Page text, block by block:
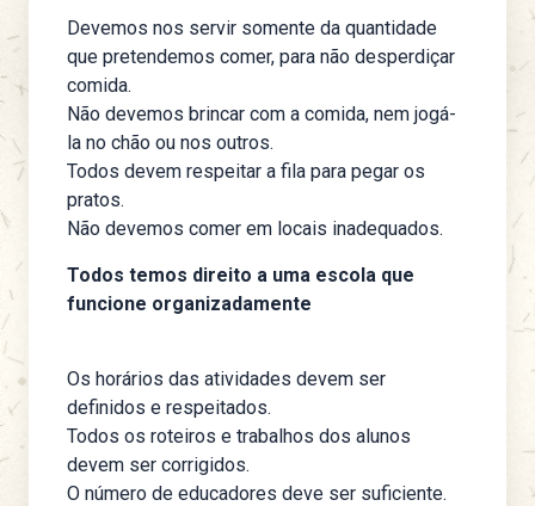
Devemos nos servir somente da quantidade
que pretendemos comer, para não desperdiçar
comida.
Não devemos brincar com a comida, nem jogá-
la no chão ou nos outros.
Todos devem respeitar a fila para pegar os
pratos.
Não devemos comer em locais inadequados.
Todos temos direito a uma escola que
funcione organizadamente
Os horários das atividades devem ser
definidos e respeitados.
Todos os roteiros e trabalhos dos alunos
devem ser corrigidos.
O número de educadores deve ser suficiente.